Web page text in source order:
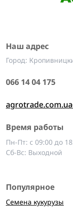
Наш адрес
Город:
066 14 04 175
Время работы
Пн-Пт: с 09:00 до
Сб-Вс: Выходной
Популярное
Семена кукурузы